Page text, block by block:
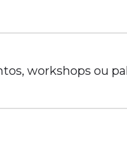
workshops ou